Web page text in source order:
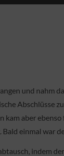
und nahm
Abschlüsse
kam aber
einmal war
indem